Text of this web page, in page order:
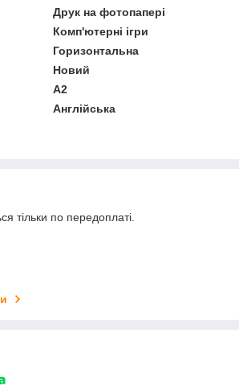
Друк на фотопапері
Комп'ютерні ігри
Горизонтальна
Новий
A2
Англійська
тільки по передоплаті.